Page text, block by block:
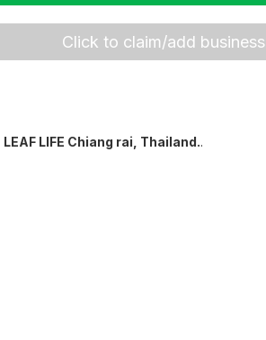
Click to claim/add business
LEAF LIFE Chiang rai, Thailand..